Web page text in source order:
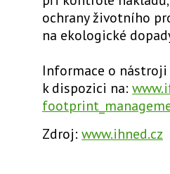
ochrany životního
na ekologické
Informace o
k dispozici na:
Zdroj: www.ihned.cz